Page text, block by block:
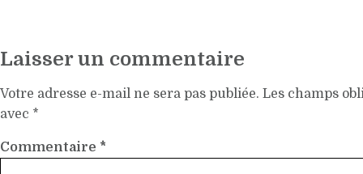
Laisser un commentaire
Votre adresse e-mail ne sera pas publiée. Les champs
avec *
Commentaire *